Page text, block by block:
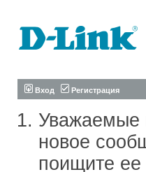
Вход Регистрация
Уважаемые
новое
поищите